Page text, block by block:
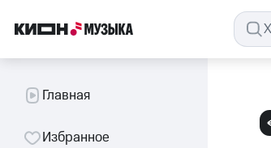
Главная
Избранное